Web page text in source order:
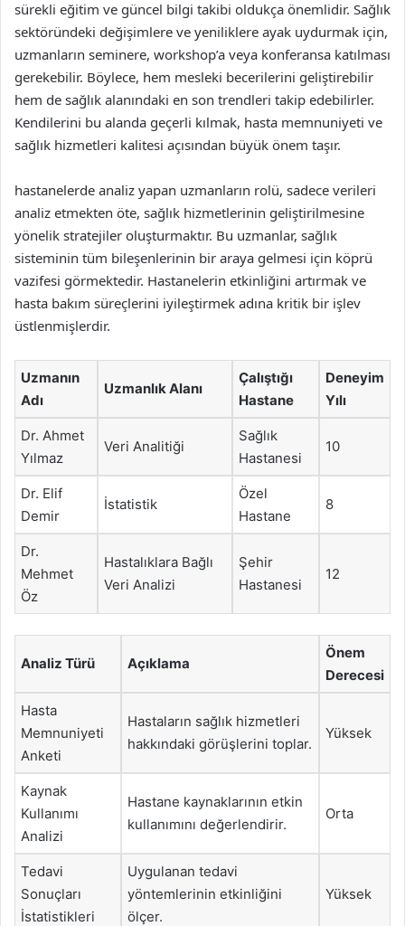
sürekli eğitim ve güncel bilgi takibi oldukça önemlidir. Sağlık
sektöründeki değişimlere ve yeniliklere ayak uydurmak için,
uzmanların seminere, workshop’a veya konferansa katılması
gerekebilir. Böylece, hem mesleki becerilerini geliştirebilir
hem de sağlık alanındaki en son trendleri takip edebilirler.
Kendilerini bu alanda geçerli kılmak, hasta memnuniyeti ve
sağlık hizmetleri kalitesi açısından büyük önem taşır.
hastanelerde analiz yapan uzmanların rolü, sadece verileri
analiz etmekten öte, sağlık hizmetlerinin geliştirilmesine
yönelik stratejiler oluşturmaktır. Bu uzmanlar, sağlık
sisteminin tüm bileşenlerinin bir araya gelmesi için köprü
vazifesi görmektedir. Hastanelerin etkinliğini artırmak ve
hasta bakım süreçlerini iyileştirmek adına kritik bir işlev
üstlenmişlerdir.
Uzmanın
Adı
Uzmanlık Alanı
Çalıştığı
Hastane
Deneyim
Yılı
Dr. Ahmet
Yılmaz
Veri Analitiği
Sağlık
Hastanesi
10
Dr. Elif
Demir
İstatistik
Özel
Hastane
8
Dr.
Mehmet
Öz
Hastalıklara Bağlı
Veri Analizi
Şehir
Hastanesi
12
Analiz Türü Açıklama
Önem
Derecesi
Hasta
Memnuniyeti
Anketi
Hastaların sağlık hizmetleri
hakkındaki görüşlerini toplar.
Yüksek
Kaynak
Kullanımı
Analizi
Hastane kaynaklarının etkin
kullanımını değerlendirir.
Orta
Tedavi
Sonuçları
İstatistikleri
Uygulanan tedavi
yöntemlerinin etkinliğini
ölçer.
Yüksek